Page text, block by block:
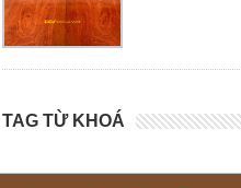
TAG TỪ KHOÁ